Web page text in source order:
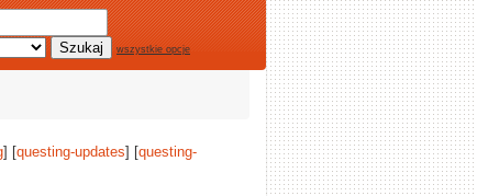
wszystkie opcje
] [questing-updates] [questing-